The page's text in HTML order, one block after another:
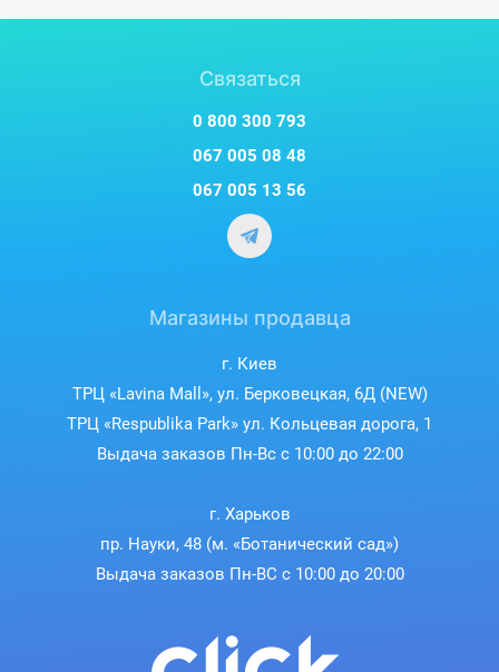
Связаться
0 800 300 793
067 005 08 48
067 005 13 56
Магазины продавца
г. Киев
ТРЦ «Lavina Mall», ул. Берковецкая, 6Д (NEW)
ТРЦ «Respublika Park» ул. Кольцевая дорога, 1
Выдача заказов Пн-Вс с 10:00 до 22:00
г. Харьков
пр. Науки, 48 (м. «Ботанический сад»)
Выдача заказов Пн-ВС с 10:00 до 20:00